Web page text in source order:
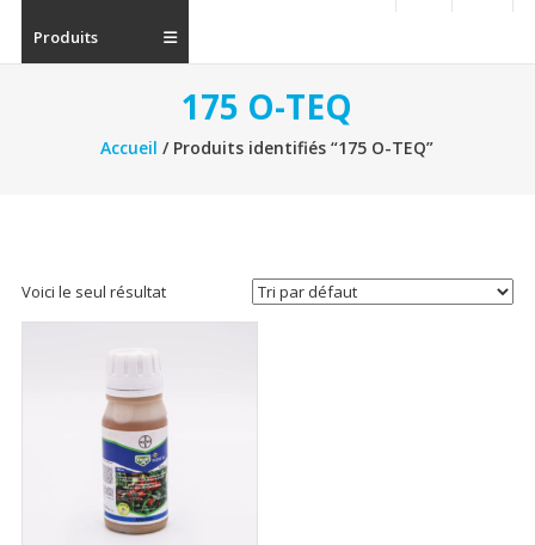
Produits
175 O-TEQ
Accueil / Produits identifiés “175 O-TEQ”
Voici le seul résultat